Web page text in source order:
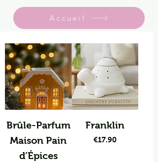
Accueil
Brûle-Parfum
Maison Pain
d’Épices
Franklin
Price
€17.90